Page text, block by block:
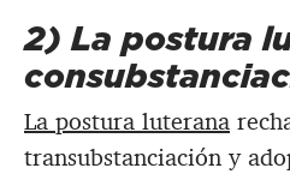
2) La postura
La postura luterana
transubstanciación y